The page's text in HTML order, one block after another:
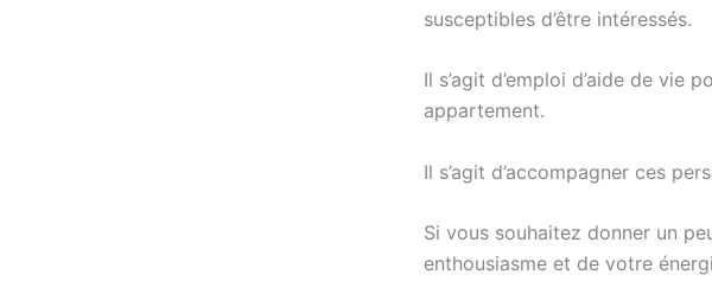
susceptibles d’être intéressés.
Il s’agit d’emploi d’aide de vie
appartement.
Il s’agit d’accompagner ces
Si vous souhaitez donner un
enthousiasme et de votre